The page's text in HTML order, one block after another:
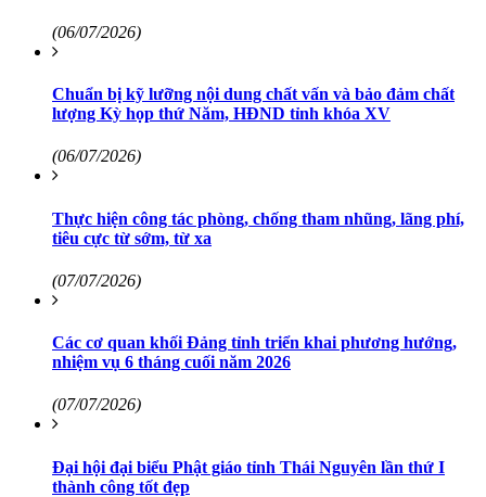
(06/07/2026)
Chuẩn bị kỹ lưỡng nội dung chất vấn và bảo đảm chất
lượng Kỳ họp thứ Năm, HĐND tỉnh khóa XV
(06/07/2026)
Thực hiện công tác phòng, chống tham nhũng, lãng phí,
tiêu cực từ sớm, từ xa
(07/07/2026)
Các cơ quan khối Đảng tỉnh triển khai phương hướng,
nhiệm vụ 6 tháng cuối năm 2026
(07/07/2026)
Đại hội đại biểu Phật giáo tỉnh Thái Nguyên lần thứ I
thành công tốt đẹp